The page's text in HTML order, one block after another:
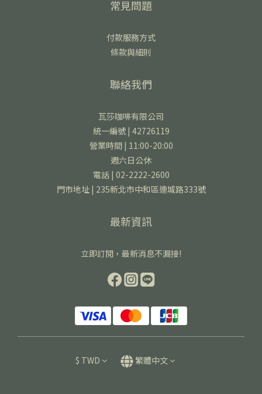
常見問題
付款服務方式
條款與細則
聯絡我們
瓦莎咖啡有限公司
統一編號 | 42726119
營業時間 | 11:00-20:00
週六日公休
電話 | 02-2222-2600
門市地址 | 235新北市中和區連城路333號
最新資訊
立即訂閱，最新消息不漏接!
$ TWD 繁體中文